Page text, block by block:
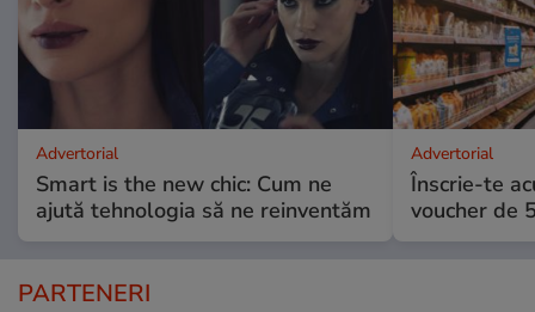
Advertorial
Smart is the new chic: Cum ne
ajută tehnologia să ne reinventăm
Advertorial
Înscrie-te
voucher de
PARTENERI